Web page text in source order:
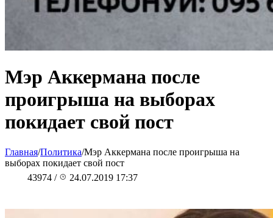
Мэр Аккермана после
проигрыша на выборах
покидает свой пост
Главная/Политика/Мэр Аккермана после проигрыша на
выборах покидает свой пост
43974 / 24.07.2019 17:37